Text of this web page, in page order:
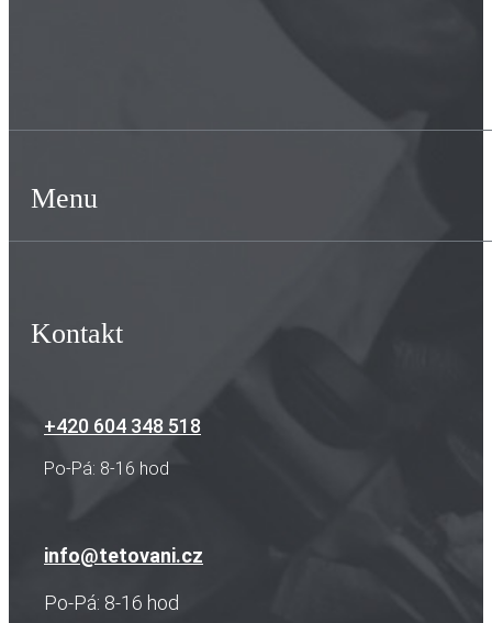
Menu
Kontakt
+420 604 348 518
Po-Pá: 8-16 hod
info@tetovani.cz
Po-Pá: 8-16 hod